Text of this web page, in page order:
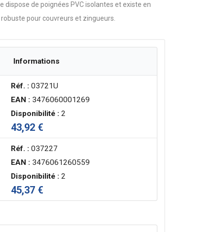
dispose de poignées PVC isolantes et existe en
pour couvreurs et zingueurs.
Informations
Réf. : 03721U
EAN : 3476060001269
Disponibilité : 2
43,92 €
Réf. : 037227
EAN : 3476061260559
Disponibilité : 2
45,37 €